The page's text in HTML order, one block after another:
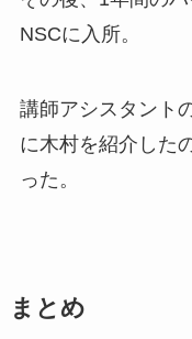
NSCに入所。
講師アシスタント
に木村を紹介した
った。
まとめ